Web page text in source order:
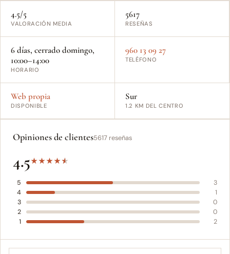
4.5/5
VALORACIÓN MEDIA
5617
RESEÑAS
6 días, cerrado domingo,
10:00–14:00
HORARIO
960 13 09 27
TELÉFONO
Web propia
DISPONIBLE
Sur
1.2 KM DEL CENTRO
Opiniones de clientes5617 reseñas
4.5★★★★★
5
3
4
1
3
0
2
0
1
2